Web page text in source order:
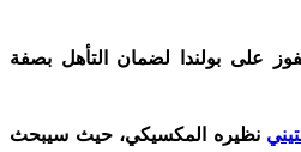
على بولندا لضمان التأهل بصفة
نظيره المكسيكي، حيث سيبحث